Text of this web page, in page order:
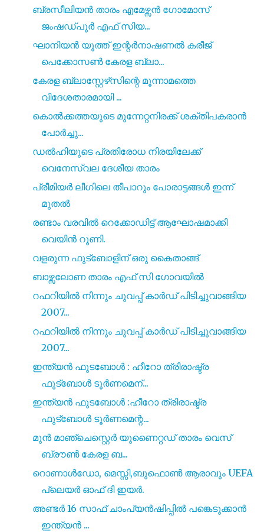
ബ്രസീലിയൻ താരം എമേഴ്സൻ ഗോമോസ്‌
ജംഷഡ്‌പൂർ എഫ് സിയ...
ഘാനിയൻ യൂത്ത് ഇന്റർനാഷണൽ കരീജ്
പെക്കോസൺ കേരള ബ്ലാ...
കേരള ബ്ലാസ്റ്റേഴ്‌സിന്റെ മൂന്നാമത്തെ
വിദേശതാരമായി ...
കൊൽക്കത്തയുടെ മുന്നേറ്റനിരക്ക് ശക്‌തിപകരാൻ
പോർച്ചു...
ഡൽഹിയുടെ പ്രതിരോധ നിരയിലേക്ക്
വെനേസ്വല ദേശീയ താരം
പ്രീമിയർ ലീഗിലെ തീപാറും പോരാട്ടങ്ങൾ ഇന്ന്
മുതൽ
രണ്ടാം വരവിൽ റെക്കോഡിട്ട് ആഘോഷമാക്കി
വെയിൻ റൂണി.
വളരുന്ന ഫുട്ബോളിന് ഒരു കൈതാങ്ങ്
ബാഴ്സലോണ താരം എഫ് സി ഗോവയിൽ
റഫറിയിൽ നിന്നും ചുവപ്പ് കാർഡ് പിടിച്ചുവാങ്ങിയ
2007...
റഫറിയിൽ നിന്നും ചുവപ്പ് കാർഡ് പിടിച്ചുവാങ്ങിയ
2007...
ഇന്ത്യൻ ഫുടബോൾ : ഹീറോ ത്രിരാഷ്ട്ര
ഫുട്ബോൾ ടൂർണമെന്...
ഇന്ത്യൻ ഫുടബോൾ :ഹീറോ ത്രിരാഷ്ട്ര
ഫുട്ബോൾ ടൂർണമെന്റ...
മുൻ മാഞ്ചെസ്റ്റെർ യുണൈറ്റഡ് താരം വെസ്
ബ്രൗൺ കേരള ബ...
റൊണാൾഡോ, മെസ്സി,ബുഫൊൺ ആരാവും UEFA
പ്ലെയർ ഓഫ് ദി ഇയർ.
അണ്ടർ 16 സാഫ് ചാംപ്യൻഷിപ്പിൽ പങ്കെടുക്കാൻ
ഇന്ത്യൻ ...